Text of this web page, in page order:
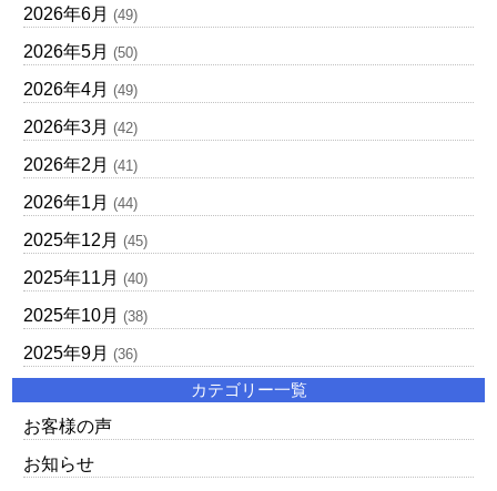
2026年6月 (49)
2026年5月 (50)
2026年4月 (49)
2026年3月 (42)
2026年2月 (41)
2026年1月 (44)
2025年12月 (45)
2025年11月 (40)
2025年10月 (38)
2025年9月 (36)
カテゴリー一覧
お客様の声
お知らせ